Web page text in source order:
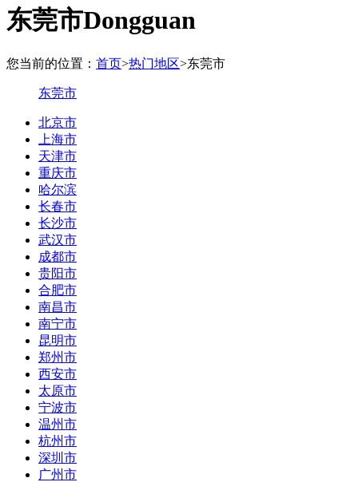
东莞市Dongguan
您当前的位置： 首页>热门地区>东莞市
东莞市
北京市
上海市
天津市
重庆市
哈尔滨
长春市
长沙市
武汉市
成都市
贵阳市
合肥市
南昌市
南宁市
昆明市
郑州市
西安市
太原市
宁波市
温州市
杭州市
深圳市
广州市